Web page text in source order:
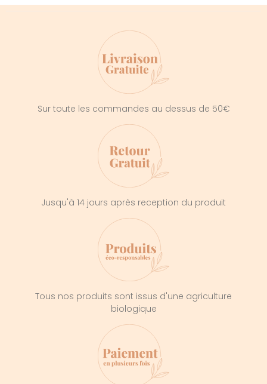
Sur toute les commandes au dessus de 50€
Jusqu'à 14 jours après reception du produit
Tous nos produits sont issus d'une agriculture
biologique